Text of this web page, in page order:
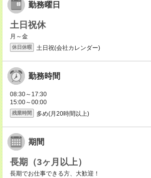
勤務曜日
土日祝休
月～金
休日休暇 土日祝(会社カレンダー)
勤務時間
08:30～17:30
15:00～00:00
残業時間 多め(月20時間以上)
期間
長期（3ヶ月以上）
長期でお仕事できる方、大歓迎！